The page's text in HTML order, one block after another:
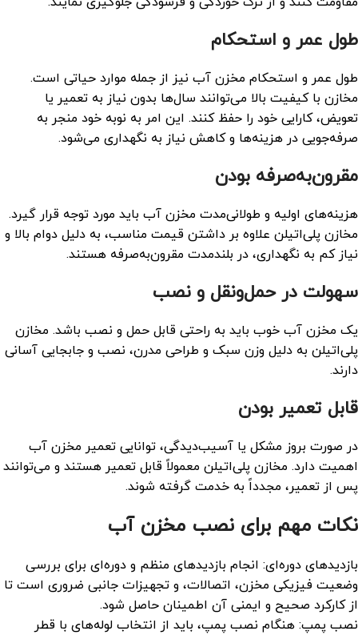
طول عمر و استحکام
طول عمر و استحکام مخزن آب نیز از جمله موارد حیاتی است.
مخازن با کیفیت بالا می‌توانند سال‌ها بدون نیاز به تعمیر یا
تعویض، کارایی خود را حفظ کنند. این امر به نوبه خود منجر به
صرفه‌جویی در هزینه‌ها و کاهش نیاز به نگهداری می‌شود.
مقرون‌به‌صرفه بودن
هزینه‌های اولیه و طولانی‌مدت مخزن آب باید مورد توجه قرار گیرد.
مخازن پلی‌اتیلن علاوه بر داشتن قیمت مناسب، به دلیل دوام بالا و
نیاز کم به نگهداری، در بلندمدت مقرون‌به‌صرفه هستند.
سهولت در حمل‌ونقل و نصب
یک مخزن آب خوب باید به راحتی قابل حمل و نصب باشد. مخازن
پلی‌اتیلن به دلیل وزن سبک و طراحی مدرن، نصب و جابجایی آسانی
دارند.
قابل تعمیر بودن
در صورت بروز مشکل یا آسیب‌دیدگی، توانایی تعمیر مخزن آب
اهمیت دارد. مخازن پلی‌اتیلن معمولاً قابل تعمیر هستند و می‌توانند
پس از تعمیر، مجدداً به خدمت گرفته شوند.
نکات مهم برای نصب مخزن آب
بازدید‌های دوره‌ای: انجام بازدید‌های منظم و دوره‌ای برای بررسی
وضعیت فیزیکی مخزن، اتصالات، و تجهیزات جانبی ضروری است تا
از کارکرد صحیح و ایمنی آن اطمینان حاصل شود.
نصب پمپ: هنگام نصب پمپ، باید از انتخاب لوله‌های با قطر